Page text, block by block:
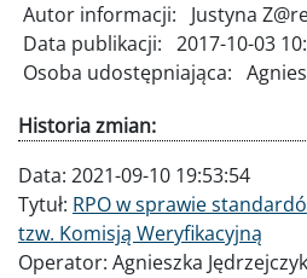
Autor informacji:
Justyna
Data publikacji: 2017-10-03
Osoba udostępniająca:
Historia zmian:
Data: 2021-09-10 19:53:54
Tytuł: RPO w sprawie
tzw. Komisją Weryfikacyjną
Operator: Agnieszka Jędrzejczyk